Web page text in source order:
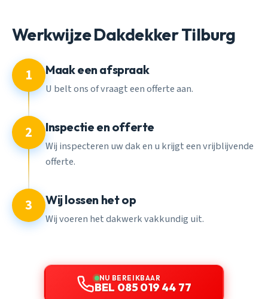
Werkwijze Dakdekker Tilburg
1 Maak een afspraak
U belt ons of vraagt een offerte aan.
2 Inspectie en offerte
Wij inspecteren uw dak en u krijgt een vrijblijvende
offerte.
3 Wij lossen het op
Wij voeren het dakwerk vakkundig uit.
NU BEREIKBAAR
BEL 085 019 44 77